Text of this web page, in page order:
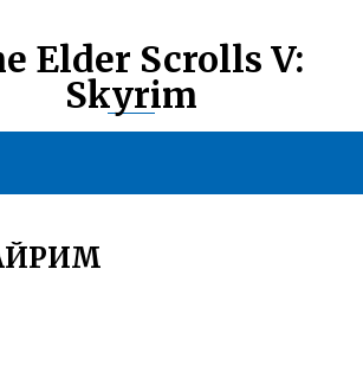
Elder Scrolls V:
Skyrim